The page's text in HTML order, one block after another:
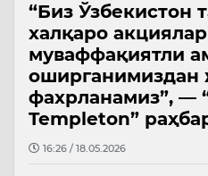
“Биз Ўзбекистон
халқаро
муваффақиятли
оширганимиздан
фахрланамиз”, —
Templeton”
16:26 / 18.05.2026